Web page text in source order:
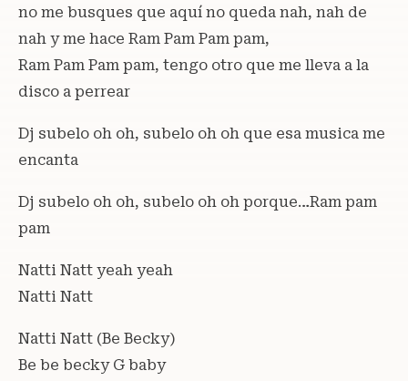
no me busques que aquí no queda nah, nah de
nah y me hace Ram Pam Pam pam,
Ram Pam Pam pam, tengo otro que me lleva a la
disco a perrear
Dj subelo oh oh, subelo oh oh que esa musica me
encanta
Dj subelo oh oh, subelo oh oh porque…Ram pam
pam
Natti Natt yeah yeah
Natti Natt
Natti Natt (Be Becky)
Be be becky G baby